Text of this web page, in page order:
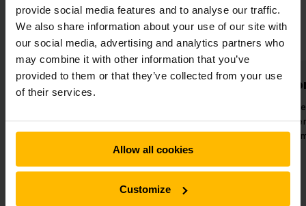
provide social media features and to analyse our traffic.
We also share information about your use of our site with
our social media, advertising and analytics partners who
may combine it with other information that you’ve
provided to them or that they’ve collected from your use
of their services.
Allow all cookies
Customize
Lithium-ion power
inzet van lithium-ion trucks.
Minimale